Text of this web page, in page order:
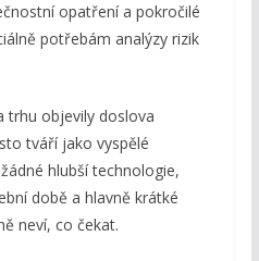
opatření a pokročilé
potřebám analýzy rizik
trhu objevily doslova
tváří jako vyspělé
hlubší technologie,
době a hlavně krátké
neví, co čekat.